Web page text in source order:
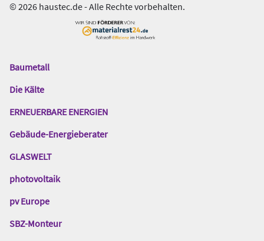
© 2026 haustec.de - Alle Rechte vorbehalten.
Das
Gentner
Baumetall
Die Kälte
ERNEUERBARE ENERGIEN
Gebäude-Energieberater
GLASWELT
photovoltaik
pv Europe
SBZ-Monteur